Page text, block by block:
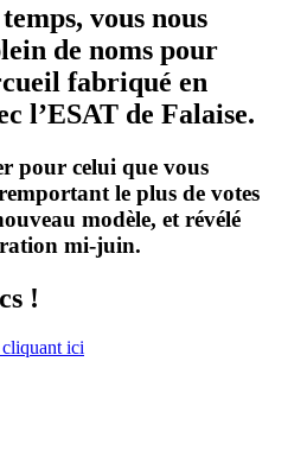
vous nous
de noms pour
fabriqué en
l’ESAT de Falaise.
pour celui que vous
le plus de votes
modèle, et révélé
mi-juin.
!
cliquant ici